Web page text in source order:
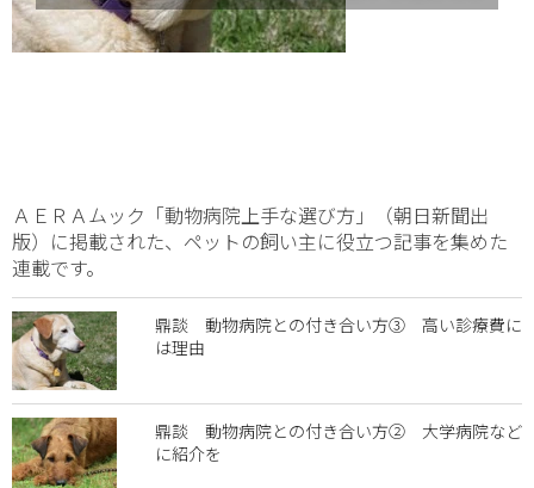
ＡＥＲＡムック「動物病院上手な選び方」（朝日新聞出
版）に掲載された、ペットの飼い主に役立つ記事を集めた
連載です。
鼎談 動物病院との付き合い方③ 高い診療費に
は理由
鼎談 動物病院との付き合い方② 大学病院など
に紹介を